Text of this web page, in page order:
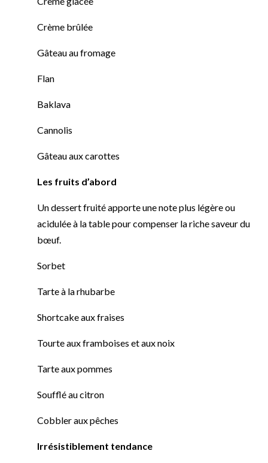
Crème brûlée
Gâteau au fromage
Flan
Baklava
Cannolis
Gâteau aux carottes
Les fruits d’abord
Un dessert fruité apporte une note plus légère ou
acidulée à la table pour compenser la riche saveur du
bœuf.
Sorbet
Tarte à la rhubarbe
Shortcake aux fraises
Tourte aux framboises et aux noix
Tarte aux pommes
Soufflé au citron
Cobbler aux pêches
Irrésistiblement tendance